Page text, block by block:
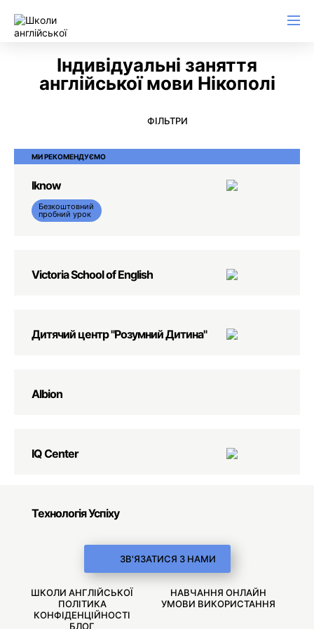
Індивідуальні заняття
англійської мови Нікополі
ФІЛЬТРИ
МИ РЕКОМЕНДУЄМО
Iknow
Безкоштовний
пробний урок
Victoria School of English
Дитячий центр "Розумний Дитина"
Albion
IQ Center
Технологія Успіху
ЗВ'ЯЗАТИСЯ З НАМИ
ШКОЛИ АНГЛІЙСЬКОЇ
НАВЧАННЯ ОНЛАЙН
ПОЛІТИКА
КОНФІДЕНЦІЙНОСТІ
УМОВИ ВИКОРИСТАННЯ
БЛОГ